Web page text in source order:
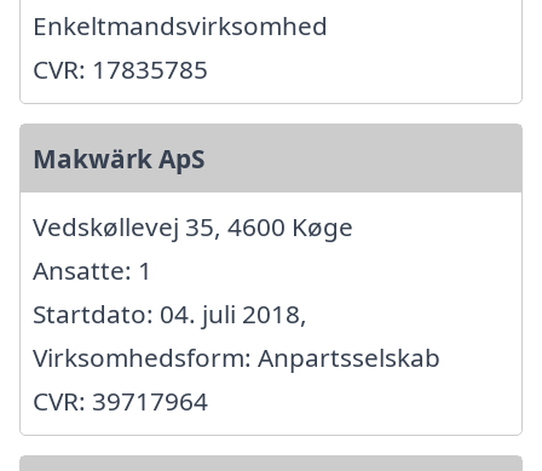
Enkeltmandsvirksomhed
CVR: 17835785
Makwärk ApS
Vedskøllevej 35, 4600 Køge
Ansatte: 1
Startdato: 04. juli 2018,
Virksomhedsform: Anpartsselskab
CVR: 39717964